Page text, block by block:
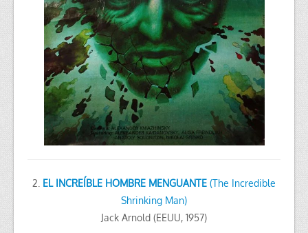
2. EL INCREÍBLE HOMBRE MENGUANTE (The Incredible
Shrinking Man)
Jack Arnold (EEUU, 1957)